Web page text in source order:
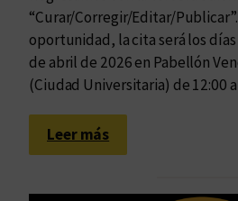
“Curar/Corregir/Editar/
oportunidad, la cita será los
de abril de 2026 en Pabellón
(Ciudad Universitaria) de 12:00 a
Leer más:
P